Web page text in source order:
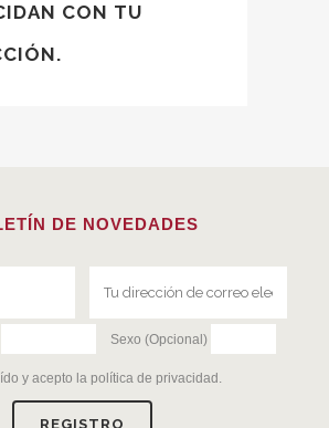
CON TU
DE NOVEDADES
Sexo (Opcional)
y acepto la política de privacidad .